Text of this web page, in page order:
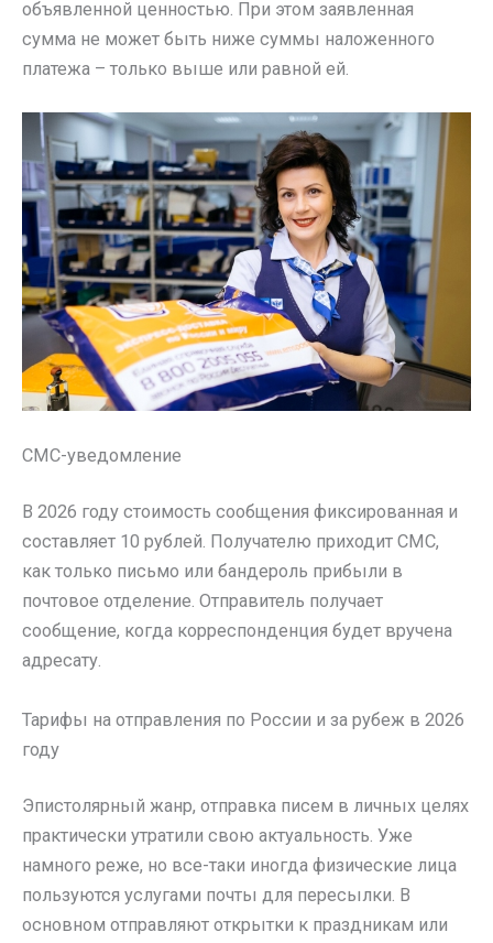
объявленной ценностью. При этом заявленная
сумма не может быть ниже суммы наложенного
платежа – только выше или равной ей.
СМС-уведомление
В 2026 году стоимость сообщения фиксированная и
составляет 10 рублей. Получателю приходит СМС,
как только письмо или бандероль прибыли в
почтовое отделение. Отправитель получает
сообщение, когда корреспонденция будет вручена
адресату.
Тарифы на отправления по России и за рубеж в 2026
году
Эпистолярный жанр, отправка писем в личных целях
практически утратили свою актуальность. Уже
намного реже, но все-таки иногда физические лица
пользуются услугами почты для пересылки. В
основном отправляют открытки к праздникам или